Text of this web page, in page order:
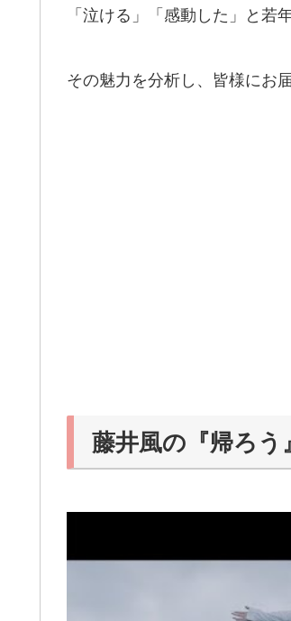
「泣ける」「感動した」と若
その魅力を分析し、皆様にお
藤井風の『帰ろう